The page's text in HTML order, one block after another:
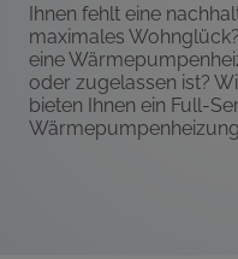
Ihnen fehlt eine
maximales
eine
oder zugelassen ist?
bieten Ihnen ein Full-